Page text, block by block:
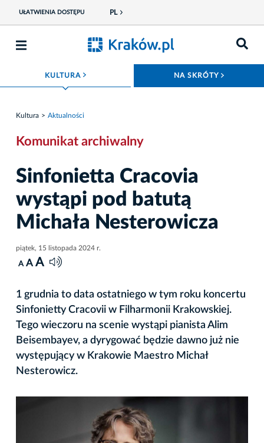
UŁATWIENIA DOSTĘPU PL
KULTURA ROZWIŃ MENU NA SKRÓTY
Kultura Aktualności
Komunikat archiwalny
Sinfonietta Cracovia
wystąpi pod batutą
Michała Nesterowicza
piątek, 15 listopada 2024 r.
A A A
1 grudnia to data ostatniego w tym roku koncertu
Sinfonietty Cracovii w Filharmonii Krakowskiej.
Tego wieczoru na scenie wystąpi pianista Alim
Beisembayev, a dyrygować będzie dawno już nie
występujący w Krakowie Maestro Michał
Nesterowicz.